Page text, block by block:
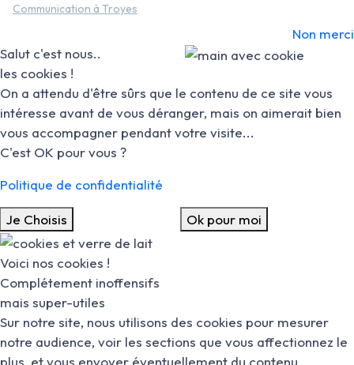
Communication à Troyes
Non merci
Salut c'est nous..
les cookies !
On a attendu d'être sûrs que le contenu de ce site vous
intéresse avant de vous déranger, mais on aimerait bien
vous accompagner pendant votre visite...
C'est OK pour vous ?
Politique de confidentialité
Je Choisis Ok pour moi
Voici nos cookies !
Complétement inoffensifs
mais super-utiles
Sur notre site, nous utilisons des cookies pour mesurer
notre audience, voir les sections que vous affectionnez le
plus, et vous envoyer éventuellement du contenu